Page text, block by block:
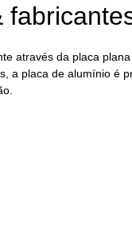
através da placa
a placa de alumínio é